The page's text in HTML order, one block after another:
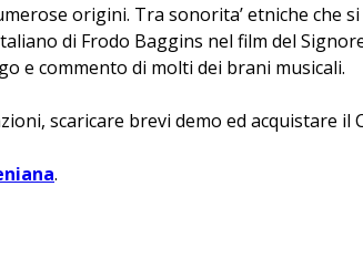
origini. Tra sonorita’ etniche
di Frodo Baggins nel film del
e commento di molti dei brani musicali.
scaricare brevi demo ed acquistare il
.